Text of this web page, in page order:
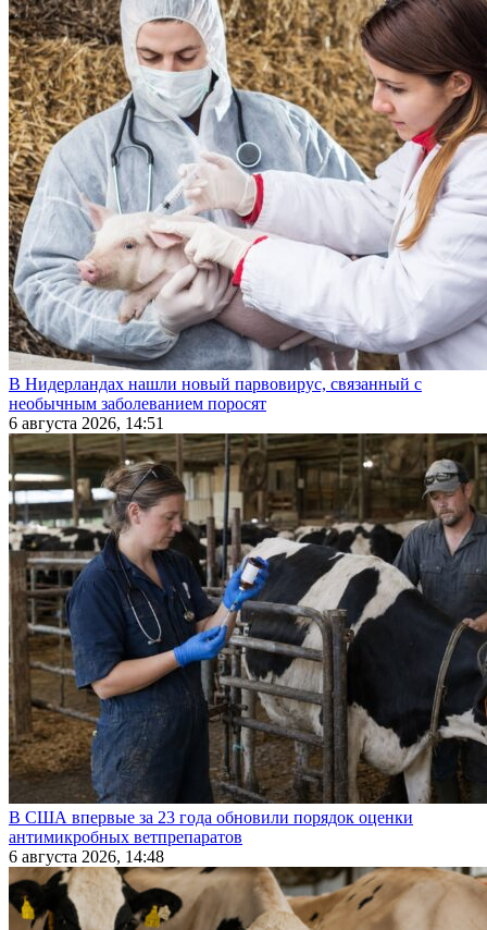
В Нидерландах нашли новый парвовирус, связанный с
необычным заболеванием поросят
6 августа 2026, 14:51
В США впервые за 23 года обновили порядок оценки
антимикробных ветпрепаратов
6 августа 2026, 14:48